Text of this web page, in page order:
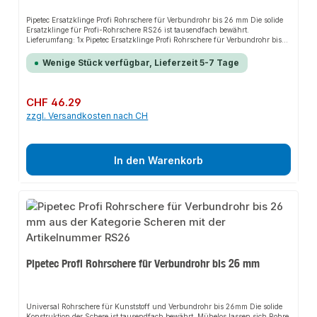
Pipetec Ersatzklinge Profi Rohrschere für Verbundrohr bis 26 mm Die solide
Ersatzklinge für Profi-Rohrschere RS26 ist tausendfach bewährt.
Lieferumfang: 1x Pipetec Ersatzklinge Profi Rohrschere für Verbundrohr bis
Wenige Stück verfügbar, Lieferzeit 5-7 Tage
Regulärer Preis:
CHF 46.29
zzgl. Versandkosten nach CH
In den Warenkorb
Pipetec Profi Rohrschere für Verbundrohr bis 26 mm
Universal Rohrschere für Kunststoff und Verbundrohr bis 26mm Die solide